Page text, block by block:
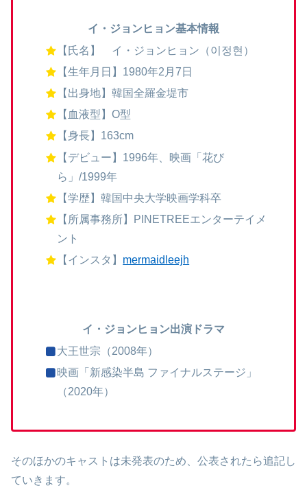
イ・ジョンヒョン基本情報
【氏名】 イ・ジョンヒョン（이정현）
【生年月日】1980年2月7日
【出身地】韓国全羅金堤市
【血液型】O型
【身長】163cm
【デビュー】1996年、映画「花び
ら」/1999年
【学歴】韓国中央大学映画学科卒
【所属事務所】PINETREEエンターテイメ
ント
【インスタ】 mermaidleejh
イ・ジョンヒョン出演ドラマ
大王世宗（2008年）
映画「新感染半島 ファイナルステージ」
（2020年）
そのほかのキャストは未発表のため、公表されたら追記し
ていきます。